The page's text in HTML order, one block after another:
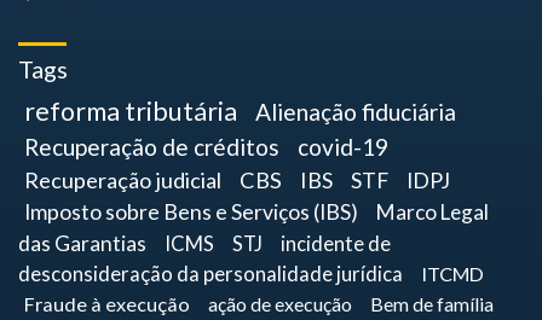
Tags
reforma tributária
Alienação fiduciária
Recuperação de créditos
covid-19
Recuperação judicial CBS IBS STF
IDPJ
Imposto sobre Bens e Serviços (IBS)
Marco Legal
das Garantias
ICMS STJ
incidente de
desconsideração da personalidade jurídica
ITCMD
Fraude à execução
ação de execução
Bem de família